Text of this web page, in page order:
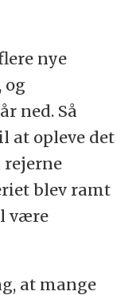
nye
og
ned. Så
at opleve det
rejerne
blev ramt
være
at mange